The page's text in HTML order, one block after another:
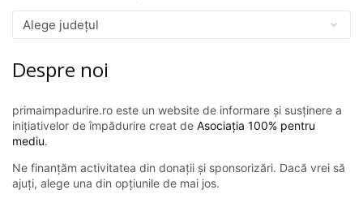
Despre noi
primaimpadurire.ro este un website de informare și susținere a
inițiativelor de împădurire creat de Asociația 100% pentru
mediu.
Ne finanțăm activitatea din donații și sponsorizări. Dacă vrei să
ajuți, alege una din opțiunile de mai jos.